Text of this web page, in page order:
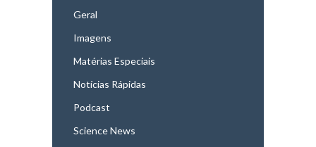
Geral
Imagens
Matérias Especiais
Notícias Rápidas
Podcast
Science News